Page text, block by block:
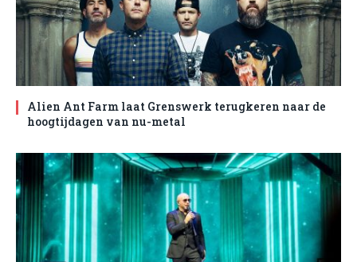
Alien Ant Farm laat Grenswerk terugkeren naar de
hoogtijdagen van nu-metal